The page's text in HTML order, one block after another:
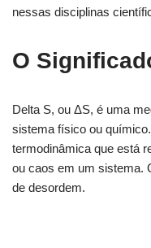
nessas disciplinas
O
Delta S, ou ΔS, é uma
sistema físico ou
termodinâmica que está
ou caos em um sistema.
de desordem.